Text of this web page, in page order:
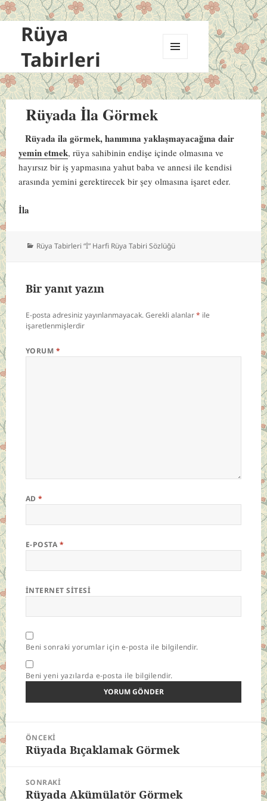
Rüya
Tabirleri
VE
BILEŞENLER
Rüyada İla Görmek
Rüyada ila görmek, hanımına yaklaşmayacağına dair
yemin etmek, rüya sahibinin endişe içinde olmasına ve
hayırsız bir iş yapmasına yahut baba ve annesi ile kendisi
arasında yemini gerektirecek bir şey olmasına işaret eder.
İla
Kategoriler
Rüya Tabirleri “İ” Harfi Rüya Tabiri Sözlüğü
Bir yanıt yazın
E-posta adresiniz yayınlanmayacak.Gerekli alanlar* ile
işaretlenmişlerdir
YORUM *
AD*
E-POSTA *
İNTERNET SITESI
Beni sonraki yorumlar için e-posta ile bilgilendir.
Beni yeni yazılarda e-posta ile bilgilendir.
Yazı
gezinmesi
ÖNCEKI
Önceki
Rüyada Bıçaklamak Görmek
SONRAKI
Sonraki
Rüyada Akümülatör Görmek